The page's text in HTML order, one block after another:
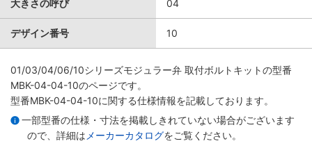
大きさの呼び 04
デザイン番号 10
01/03/04/06/10シリーズモジュラー弁 取付ボルトキットの型番
MBK-04-04-10のページです。
型番MBK-04-04-10に関する仕様情報を記載しております。
一部型番の仕様・寸法を掲載しきれていない場合がございます
ので、詳細は メーカーカタログをご覧ください。